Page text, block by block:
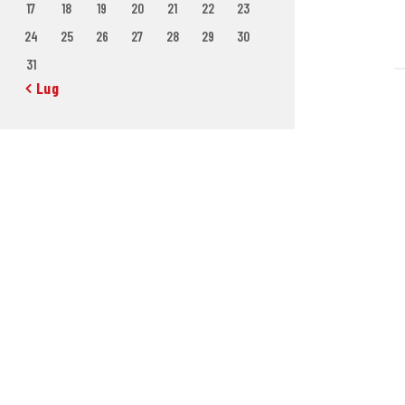
17 18 19 20 21 22
23
24
25 26 27 28 29
30
31
« Lug